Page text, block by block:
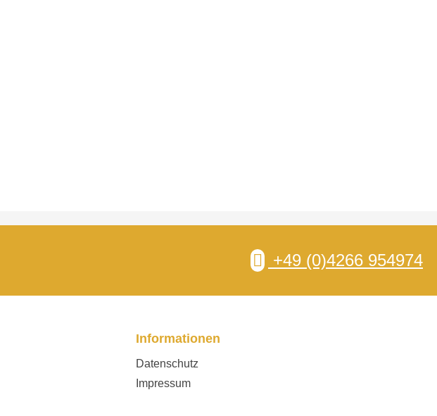
+49 (0)4266 954974
Informationen
Datenschutz
Impressum